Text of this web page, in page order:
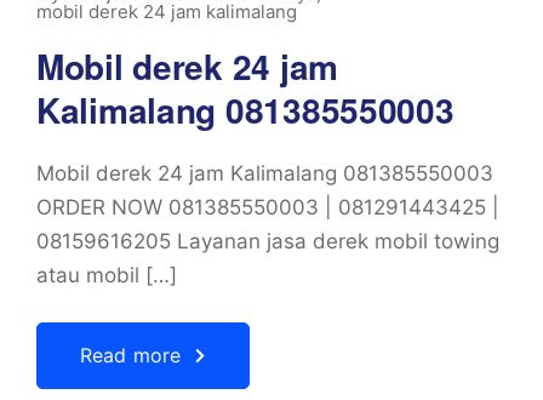
mobil derek 24 jam kalimalang
Mobil derek 24 jam
Kalimalang 081385550003
Mobil derek 24 jam Kalimalang 081385550003
ORDER NOW 081385550003 | 081291443425 |
08159616205 Layanan jasa derek mobil towing
atau mobil […]
Read more